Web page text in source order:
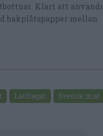
Klart att
bakplåtspapper mellan.
Lättlagat
Svensk mat